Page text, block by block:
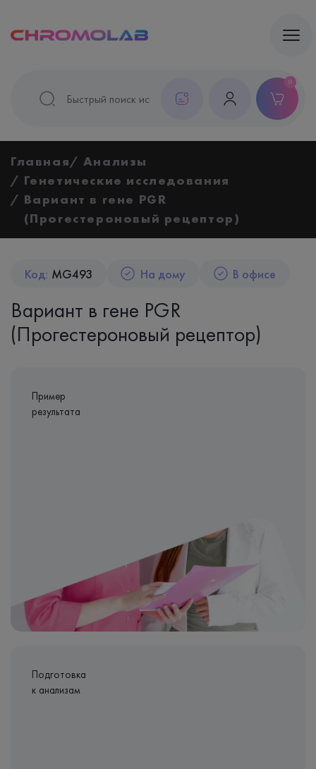
0
Главная
Анализы
Генетические исследования
Вариант в гене PGR
(Прогестероновый рецептор)
Код: MG493 На дому В офисе
Вариант в гене PGR
(Прогестероновый рецептор)
Пример
результата
Подготовка
к анализам